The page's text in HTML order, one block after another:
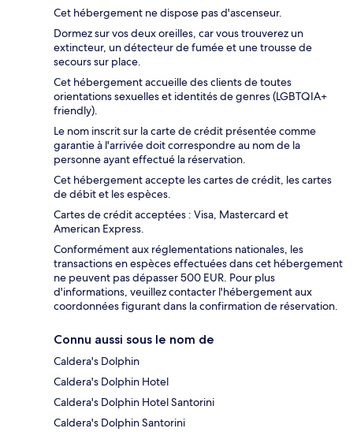
Cet hébergement ne dispose pas d'ascenseur.
Dormez sur vos deux oreilles, car vous trouverez un
extincteur, un détecteur de fumée et une trousse de
secours sur place.
Cet hébergement accueille des clients de toutes
orientations sexuelles et identités de genres (LGBTQIA+
friendly).
Le nom inscrit sur la carte de crédit présentée comme
garantie à l'arrivée doit correspondre au nom de la
personne ayant effectué la réservation.
Cet hébergement accepte les cartes de crédit, les cartes
de débit et les espèces.
Cartes de crédit acceptées : Visa, Mastercard et
American Express.
Conformément aux réglementations nationales, les
transactions en espèces effectuées dans cet hébergement
ne peuvent pas dépasser 500 EUR. Pour plus
d'informations, veuillez contacter l'hébergement aux
coordonnées figurant dans la confirmation de réservation.
Connu aussi sous le nom de
Caldera's Dolphin
Caldera's Dolphin Hotel
Caldera's Dolphin Hotel Santorini
Caldera's Dolphin Santorini